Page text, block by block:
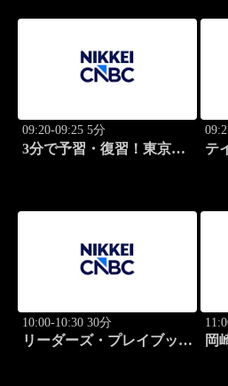
09:20-09:25 5分
3分で予習・復習！東京市
テ
10:00-10:30 30分
リーダーズ・プレイブック
岡